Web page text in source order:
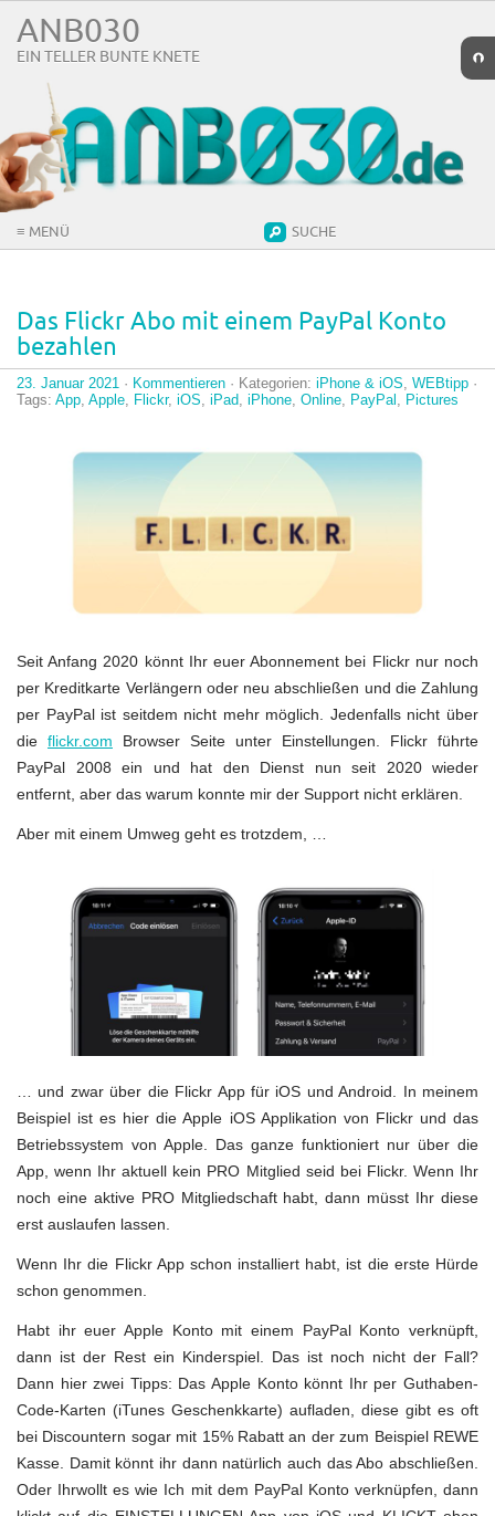
ANB030
EIN TELLER BUNTE KNETE
≡ MENÜ SUCHE
Das Flickr Abo mit einem PayPal Konto
bezahlen
23. Januar 2021 · Kommentieren · Kategorien: iPhone & iOS WEBtipp ·
Tags: App Apple Flickr, iOS iPad iPhone Online PayPal Pictures
Seit Anfang 2020 könnt Ihr euer Abonnement bei Flickr nur noch
per Kreditkarte Verlängern oder neu abschließen und die Zahlung
per PayPal ist seitdem nicht mehr möglich. Jedenfalls nicht über
die flickr.com Browser Seite unter Einstellungen. Flickr führte
PayPal 2008 ein und hat den Dienst nun seit 2020 wieder
entfernt, aber das warum konnte mir der Support nicht erklären.
Aber mit einem Umweg geht es trotzdem, …
… und zwar über die Flickr App für iOS und Android. In meinem
Beispiel ist es hier die Apple iOS Applikation von Flickr und das
Betriebssystem von Apple. Das ganze funktioniert nur über die
App, wenn Ihr aktuell kein PRO Mitglied seid bei Flickr. Wenn Ihr
noch eine aktive PRO Mitgliedschaft habt, dann müsst Ihr diese
erst auslaufen lassen.
Wenn Ihr die Flickr App schon installiert habt, ist die erste Hürde
schon genommen.
Habt ihr euer Apple Konto mit einem PayPal Konto verknüpft,
dann ist der Rest ein Kinderspiel. Das ist noch nicht der Fall?
Dann hier zwei Tipps: Das Apple Konto könnt Ihr per Guthaben-
Code-Karten (iTunes Geschenkkarte) aufladen, diese gibt es oft
bei Discountern sogar mit 15% Rabatt an der zum Beispiel REWE
Kasse. Damit könnt ihr dann natürlich auch das Abo abschließen.
Oder Ihrwollt es wie Ich mit dem PayPal Konto verknüpfen, dann
➲